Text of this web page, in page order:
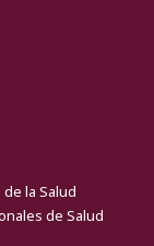
la Salud
de Salud